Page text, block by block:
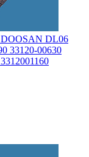
DOOSAN DL06
33120-00630